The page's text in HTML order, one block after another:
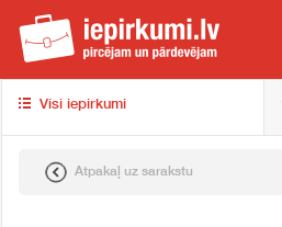
Visi iepirkumi
Atpakaļ uz sarakstu